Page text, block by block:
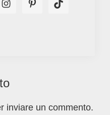
inviare un commento.